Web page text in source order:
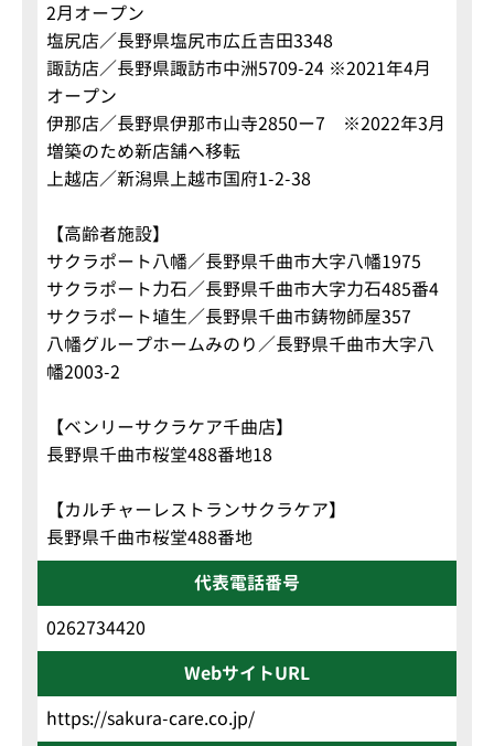
2月オープン
塩尻店／長野県塩尻市広丘吉田3348
諏訪店／長野県諏訪市中洲5709-24 ※2021年4月
オープン
伊那店／長野県伊那市山寺2850ー7 ※2022年3月
増築のため新店舗へ移転
上越店／新潟県上越市国府1-2-38
【高齢者施設】
サクラポート八幡／長野県千曲市大字八幡1975
サクラポート力石／長野県千曲市大字力石485番4
サクラポート埴生／長野県千曲市鋳物師屋357
八幡グループホームみのり／長野県千曲市大字八
幡2003-2
【ベンリーサクラケア千曲店】
長野県千曲市桜堂488番地18
【カルチャーレストランサクラケア】
長野県千曲市桜堂488番地
代表電話番号
0262734420
WebサイトURL
https://sakura-care.co.jp/